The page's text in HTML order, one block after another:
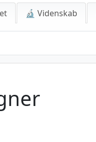
🔬 Videnskab